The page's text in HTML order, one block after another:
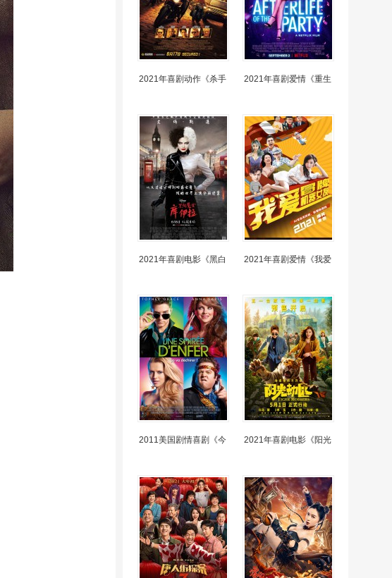
2021年喜剧动作《杀手 2021年喜剧爱情《重生
2021年喜剧电影《黑白 2021年喜剧爱情《我爱
2011美国剧情喜剧《今 2021年喜剧电影《阳光